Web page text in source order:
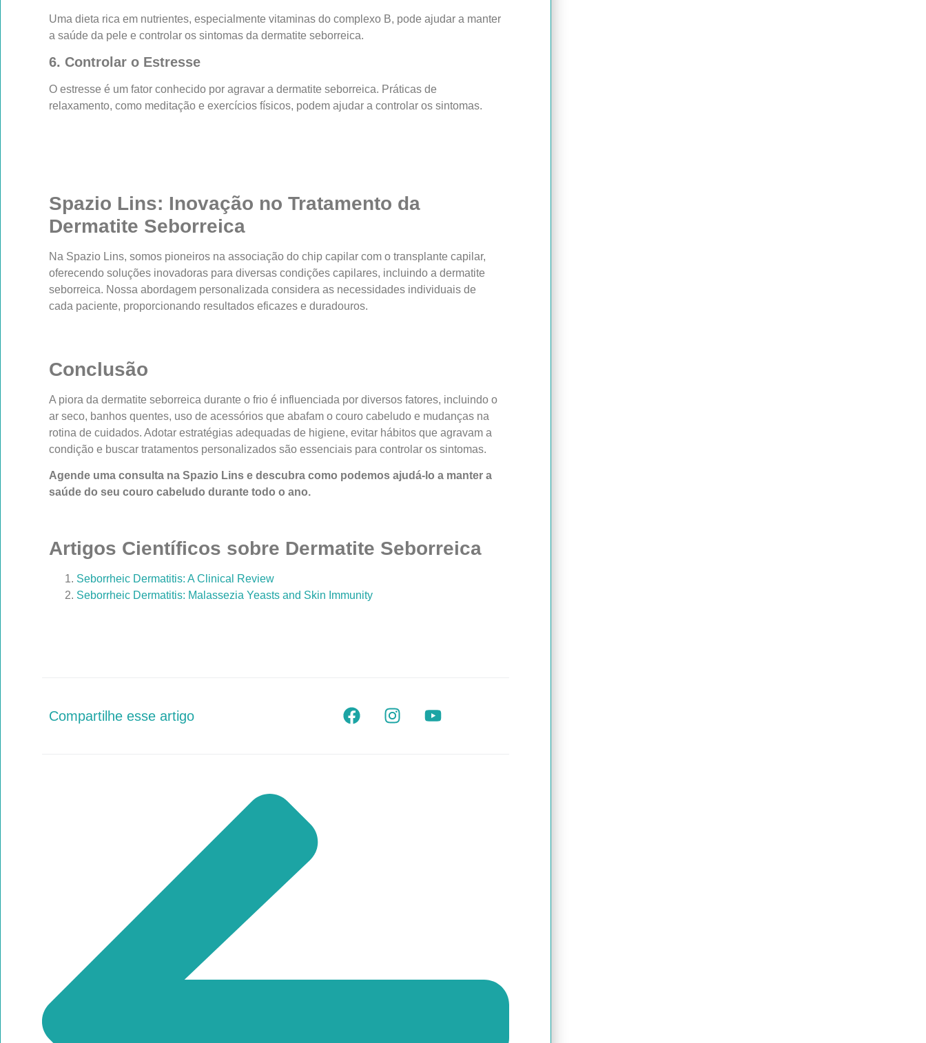
Uma dieta rica em nutrientes, especialmente vitaminas do complexo B, pode ajudar a manter
a saúde da pele e controlar os sintomas da dermatite seborreica.
6. Controlar o Estresse
O estresse é um fator conhecido por agravar a dermatite seborreica. Práticas de
relaxamento, como meditação e exercícios físicos, podem ajudar a controlar os sintomas.
Spazio Lins: Inovação no Tratamento da
Dermatite Seborreica
Na Spazio Lins, somos pioneiros na associação do chip capilar com o transplante capilar,
oferecendo soluções inovadoras para diversas condições capilares, incluindo a dermatite
seborreica. Nossa abordagem personalizada considera as necessidades individuais de
cada paciente, proporcionando resultados eficazes e duradouros.
Conclusão
A piora da dermatite seborreica durante o frio é influenciada por diversos fatores, incluindo o
ar seco, banhos quentes, uso de acessórios que abafam o couro cabeludo e mudanças na
rotina de cuidados. Adotar estratégias adequadas de higiene, evitar hábitos que agravam a
condição e buscar tratamentos personalizados são essenciais para controlar os sintomas.
Agende uma consulta na Spazio Lins e descubra como podemos ajudá-lo a manter a
saúde do seu couro cabeludo durante todo o ano.
Artigos Científicos sobre Dermatite Seborreica
Seborrheic Dermatitis: A Clinical Review
Seborrheic Dermatitis: Malassezia Yeasts and Skin Immunity
Compartilhe esse artigo